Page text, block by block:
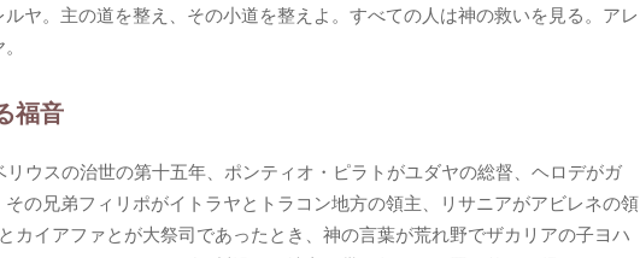
ヤ。主の道を整え、その小道を整えよ。すべての人は神の救いを見る。アレ
福音
リウスの治世の第十五年、ポンティオ・ピラトがユダヤの総督、ヘロデがガ
その兄弟フィリポがイトラヤとトラコン地方の領主、リサニアがアビレネの領
カイアファとが大祭司であったとき、神の言葉が荒れ野でザカリアの子ヨハ